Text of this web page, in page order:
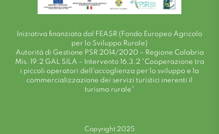
Iniziativa finanziata dal FEASR (Fondo Europeo Agricolo
per lo Sviluppo Rurale)
Autorità di Gestione PSR 2014/2020 – Regione Calabria
Mis. 19.2 GAL SILA – Intervento 16.3.2 “Cooperazione tra
i piccoli operatori dell’accoglienza per lo sviluppo e la
commercializzazione dei servizi turistici inerenti il
turismo rurale”
Copyright 2025